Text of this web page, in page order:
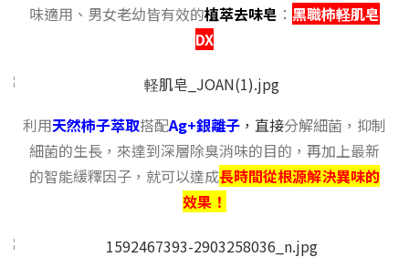
味適用、男女老幼皆有效的植萃去味皂 ： 黑職柿軽肌皂
DX
利用天然柿子萃取搭配Ag+銀離子 ，直接分解細菌，抑制
細菌的生長，來達到深層除臭消味的目的，再加上最新
的智能緩釋因子，就可以達成長時間從根源解決異味的
效果！